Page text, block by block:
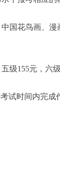
国花鸟画、
级155元，六
试时间内完